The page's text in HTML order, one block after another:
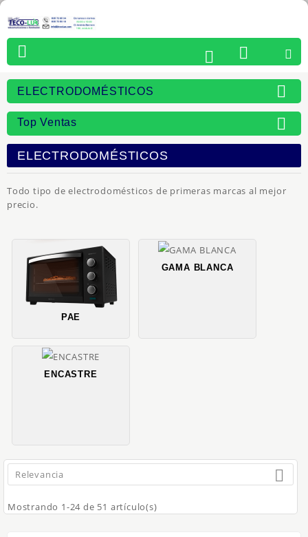

 

ELECTRODOMÉSTICOS 
Top Ventas 
ELECTRODOMÉSTICOS
Todo tipo de electrodomésticos de primeras marcas al mejor
precio.
PAE
GAMA BLANCA
ENCASTRE
Relevancia 
Mostrando 1-24 de 51 artículo(s)